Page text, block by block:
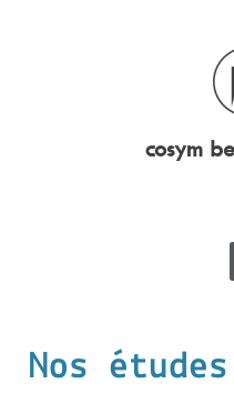
cosym
Nos